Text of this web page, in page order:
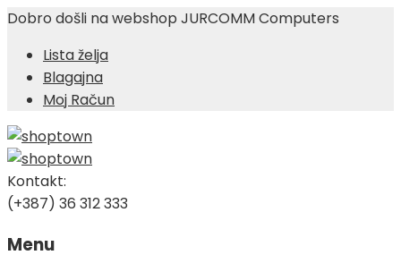
Dobro došli na webshop JURCOMM Computers
Lista želja
Blagajna
Moj Račun
Kontakt:
(+387) 36 312 333
Menu